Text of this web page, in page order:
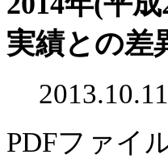
実績との差
2013.10.11
PDFファイ